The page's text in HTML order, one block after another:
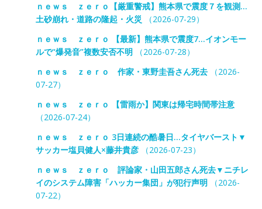
ｎｅｗｓ ｚｅｒｏ【厳重警戒】熊本県で震度７を観測…
土砂崩れ・道路の隆起・火災
（2026-07-29）
ｎｅｗｓ ｚｅｒｏ 【最新】熊本県で震度7…イオンモー
ルで“爆発音”複数安否不明 （2026-07-28）
ｎｅｗｓ ｚｅｒｏ 作家・東野圭吾さん死去（2026-
07-27）
ｎｅｗｓ ｚｅｒｏ 【雷雨か】関東は帰宅時間帯注意
（2026-07-24）
ｎｅｗｓ ｚｅｒｏ 3日連続の酷暑日…タイヤバースト▼
サッカー塩貝健人×藤井貴彦（2026-07-23）
ｎｅｗｓ ｚｅｒｏ 評論家・山田五郎さん死去▼ニチレ
イのシステム障害「ハッカー集団」が犯行声明 （2026-
07-22）